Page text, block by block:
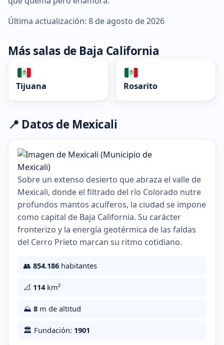
Última actualización: 8 de agosto de 2026
Más salas de Baja California
Tijuana Rosarito
📍 Datos de Mexicali
Sobre un extenso desierto que abraza el valle de
Mexicali, donde el filtrado del río Colorado nutre
profundos mantos acuíferos, la ciudad se impone
como capital de Baja California. Su carácter
fronterizo y la energía geotérmica de las faldas
del Cerro Prieto marcan su ritmo cotidiano.
👥 854.186 habitantes
📐 114km²
⛰️ 8 m de altitud
🏛️ Fundación: 1901